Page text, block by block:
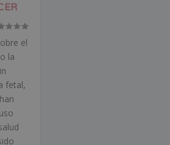
el
la
fetal,